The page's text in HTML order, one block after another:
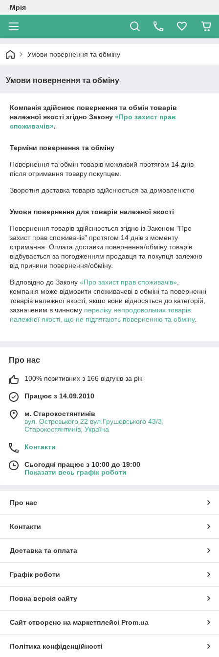
Мрія
Умови повернення та обміну
Умови повернення та обміну
Компанія здійснює повернення та обмін товарів
належної якості згідно Закону «Про захист прав
споживачів».
Терміни повернення та обміну
Повернення та обмін товарів можливий протягом 14 днів
після отримання товару покупцем.
Зворотня доставка товарів здійснюється за домовленістю
Умови повернення для товарів належної якості
Повернення товарів здійснюється згідно із Законом "Про
захист прав споживачів" протягом 14 днів з моменту
отримання. Оплата доставки повернення/обміну товарів
відбувається за погодженням продавця та покупця залежно
від причини повернення/обміну.
Відповідно до Закону «Про захист прав споживачів»
компанія може відмовити споживачеві в обміні та поверненні
товарів належної якості, якщо вони відносяться до категорій,
зазначеним в чинному переліку непродовольчих товарів
належної якості, що не підлягають поверненню та обміну.
Про нас
100% позитивних з 166 відгуків за рік
Працює з 14.09.2010
м. Старокостянтинів
вул. Острозького 22 вул.Грушевського 43/3,
Старокостянтинів, Україна
Контакти
Сьогодні працює з 10:00 до 19:00
Показати весь графік роботи
Про нас
Контакти
Доставка та оплата
Графік роботи
Повна версія сайту
Сайт створено на маркетплейсі Prom.ua
Політика конфіденційності